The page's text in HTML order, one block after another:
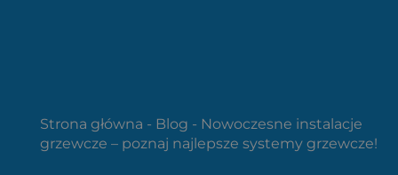
Strona główna - Blog - Nowoczesne instalacje
grzewcze – poznaj najlepsze systemy grzewcze!